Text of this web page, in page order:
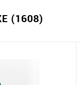
(1608)